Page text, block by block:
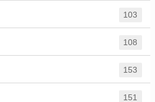
103
108
153
151